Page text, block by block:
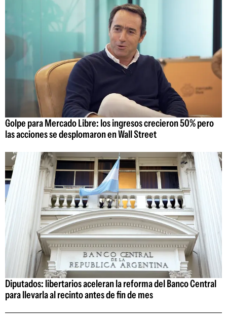
Golpe para Mercado Libre: los ingresos crecieron 50% pero
las acciones se desplomaron en Wall Street
Diputados: libertarios aceleran la reforma del Banco Central
para llevarla al recinto antes de fin de mes